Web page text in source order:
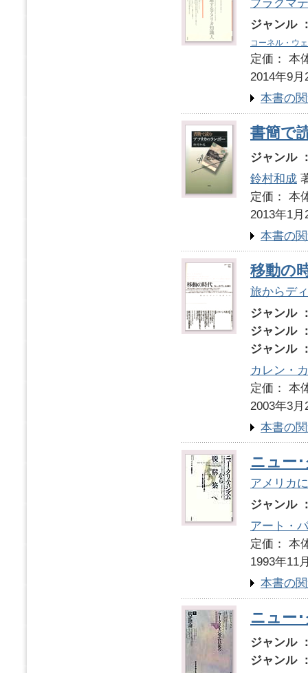
プラグマ
ジャンル
コーネル・ウ
定価：
2014年9月
本書の
書簡で
ジャンル
鈴村和成
定価：
2013年1月
本書の
移動の
旅からデ
ジャンル
ジャンル
ジャンル
カレン・
定価：
2003年3月
本書の
ニュー
アメリカ
ジャンル
アート・
定価：
1993年11
本書の
ニュー
ジャンル
ジャンル